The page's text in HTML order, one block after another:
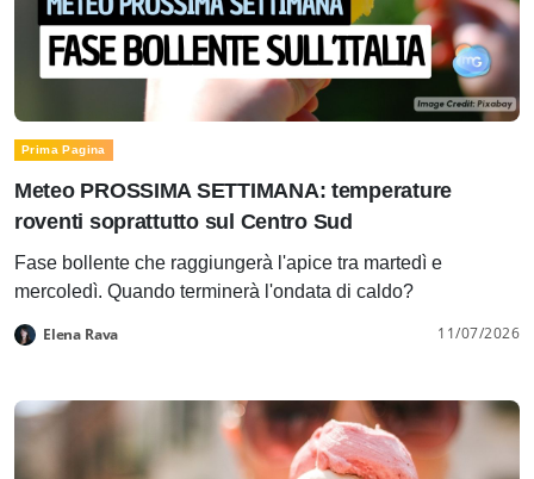
Prima Pagina
Meteo PROSSIMA SETTIMANA: temperature
roventi soprattutto sul Centro Sud
Fase bollente che raggiungerà l'apice tra martedì e
mercoledì. Quando terminerà l'ondata di caldo?
Elena Rava 11/07/2026